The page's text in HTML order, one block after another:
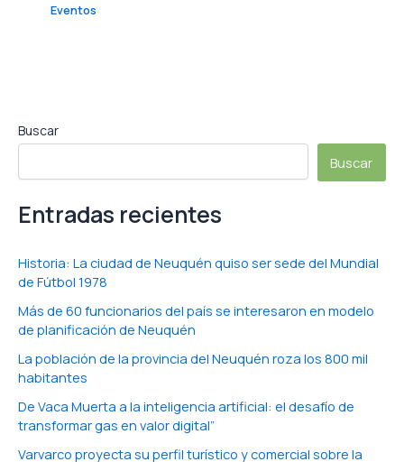
Eventos
Buscar
Buscar
Entradas recientes
Historia: La ciudad de Neuquén quiso ser sede del Mundial
de Fútbol 1978
Más de 60 funcionarios del país se interesaron en modelo
de planificación de Neuquén
La población de la provincia del Neuquén roza los 800 mil
habitantes
De Vaca Muerta a la inteligencia artificial: el desafío de
transformar gas en valor digital”
Varvarco proyecta su perfil turístico y comercial sobre la